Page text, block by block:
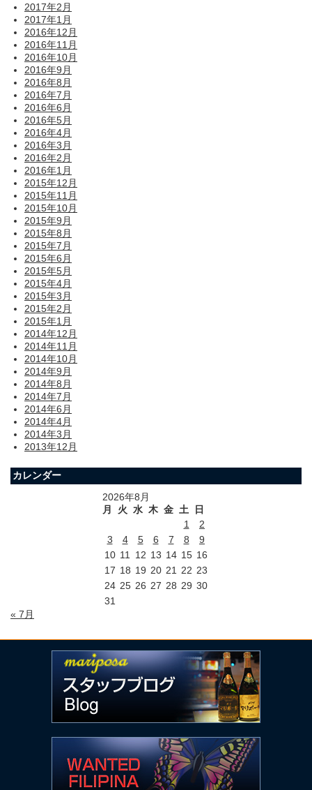
2017年2月
2017年1月
2016年12月
2016年11月
2016年10月
2016年9月
2016年8月
2016年7月
2016年6月
2016年5月
2016年4月
2016年3月
2016年2月
2016年1月
2015年12月
2015年11月
2015年10月
2015年9月
2015年8月
2015年7月
2015年6月
2015年5月
2015年4月
2015年3月
2015年2月
2015年1月
2014年12月
2014年11月
2014年10月
2014年9月
2014年8月
2014年7月
2014年6月
2014年4月
2014年3月
2013年12月
カレンダー
2026年8月
月
火 水 木 金 土
日
1
2
3
4 5 6 7 8
9
10 11 12 13 14 15 16
17 18 19 20 21 22 23
24 25 26 27 28 29 30
31
« 7月